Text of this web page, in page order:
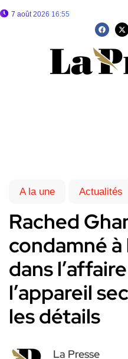
7 août 2026 16:55
A la une Actualités
Rached
condamné
dans
l’appareil
les détails
La Presse